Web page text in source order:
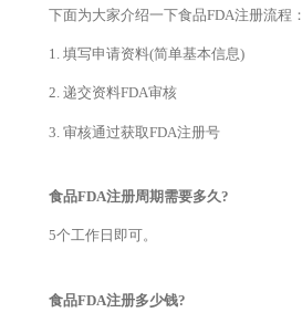
下面为大家介绍一下食品FDA注册流程：
1. 填写申请资料(简单基本信息)
2. 递交资料FDA审核
3. 审核通过获取FDA注册号
食品FDA注册周期需要多久?
5个工作日即可。
食品FDA注册多少钱?